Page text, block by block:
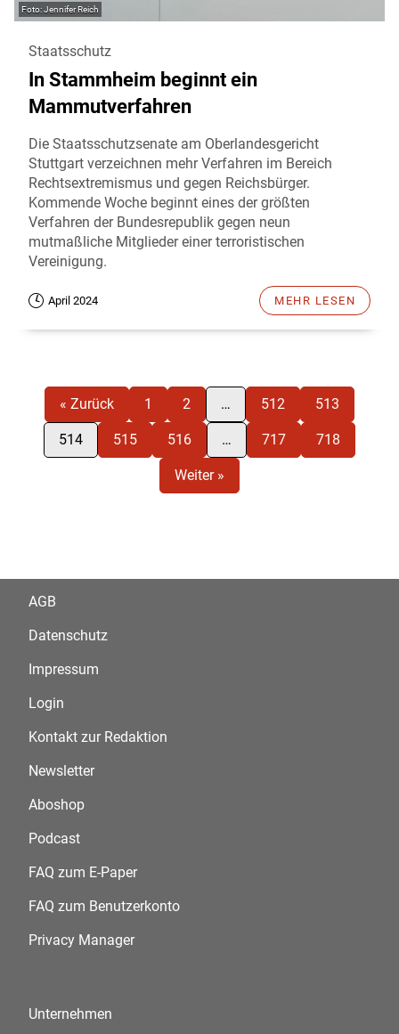
Jennifer Reich
Staatsschutz
In Stammheim beginnt ein
Mammutverfahren
Die Staatsschutzsenate am Oberlandesgericht
Stuttgart verzeichnen mehr Verfahren im Bereich
Rechtsextremismus und gegen Reichsbürger.
Kommende Woche beginnt eines der größten
Verfahren der Bundesrepublik gegen neun
mutmaßliche Mitglieder einer terroristischen
Vereinigung.
April 2024 MEHR LESEN
« Zurück 1 2 … 512 513
514 515 516 … 717 718
Weiter »
AGB
Datenschutz
Impressum
Login
Kontakt zur Redaktion
Newsletter
Aboshop
Podcast
FAQ zum E-Paper
FAQ zum Benutzerkonto
Privacy Manager
Unternehmen